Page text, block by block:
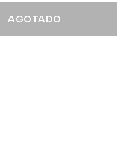
AGOTADO